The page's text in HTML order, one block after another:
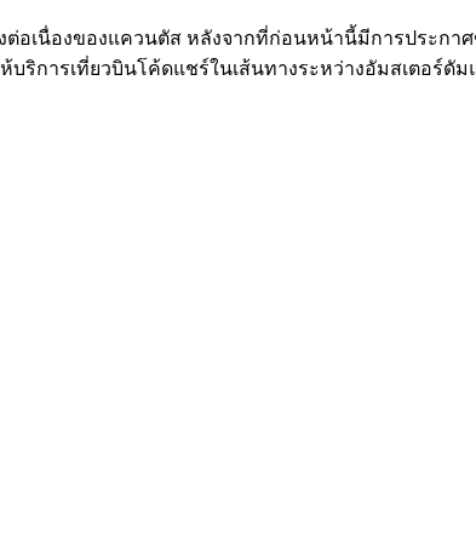
อเนื่องของแควนตัส หลังจากที่ก่อนหน้านี้มีการประก
การเที่ยวบินโค้ดแชร์ในเส้นทางระหว่างอัมสเตอร์ดัม